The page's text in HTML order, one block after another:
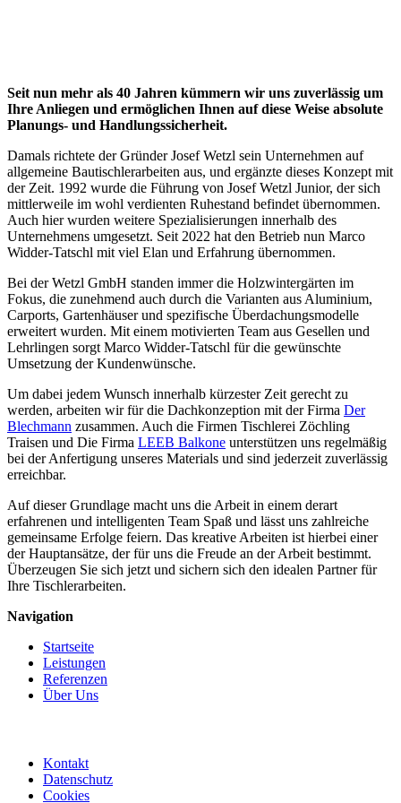
Seit nun mehr als 40 Jahren kümmern wir uns zuverlässig um
Ihre Anliegen und ermöglichen Ihnen auf diese Weise absolute
Planungs- und Handlungssicherheit.
Damals richtete der Gründer Josef Wetzl sein Unternehmen auf
allgemeine Bautischlerarbeiten aus, und ergänzte dieses Konzept mit
der Zeit. 1992 wurde die Führung von Josef Wetzl Junior, der sich
mittlerweile im wohl verdienten Ruhestand befindet übernommen.
Auch hier wurden weitere Spezialisierungen innerhalb des
Unternehmens umgesetzt. Seit 2022 hat den Betrieb nun Marco
Widder-Tatschl mit viel Elan und Erfahrung übernommen.
Bei der Wetzl GmbH standen immer die Holzwintergärten im
Fokus, die zunehmend auch durch die Varianten aus Aluminium,
Carports, Gartenhäuser und spezifische Überdachungsmodelle
erweitert wurden. Mit einem motivierten Team aus Gesellen und
Lehrlingen sorgt Marco Widder-Tatschl für die gewünschte
Umsetzung der Kundenwünsche.
Um dabei jedem Wunsch innerhalb kürzester Zeit gerecht zu
werden, arbeiten wir für die Dachkonzeption mit der Firma Der
Blechmann zusammen. Auch die Firmen Tischlerei Zöchling
Traisen und Die Firma LEEB Balkone unterstützen uns regelmäßig
bei der Anfertigung unseres Materials und sind jederzeit zuverlässig
erreichbar.
Auf dieser Grundlage macht uns die Arbeit in einem derart
erfahrenen und intelligenten Team Spaß und lässt uns zahlreiche
gemeinsame Erfolge feiern. Das kreative Arbeiten ist hierbei einer
der Hauptansätze, der für uns die Freude an der Arbeit bestimmt.
Überzeugen Sie sich jetzt und sichern sich den idealen Partner für
Ihre Tischlerarbeiten.
Navigation
Startseite
Leistungen
Referenzen
Über Uns
Kontakt
Datenschutz
Cookies